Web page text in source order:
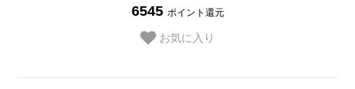
6545 ポイント還元
お気に入り